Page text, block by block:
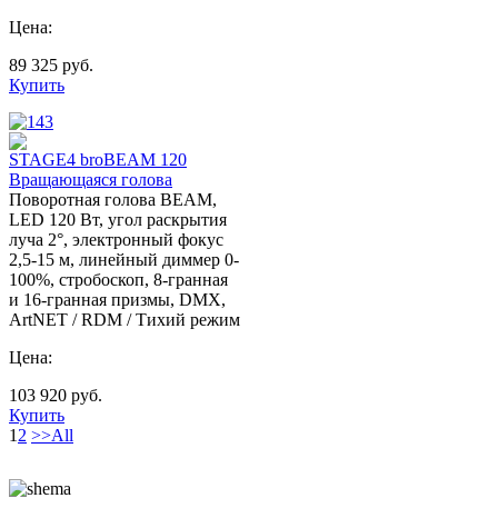
Цена:
89 325 руб.
Купить
STAGE4 broBEAM 120
Вращающаяся голова
Поворотная голова BEAM,
LED 120 Вт, угол раскрытия
луча 2°, электронный фокус
2,5-15 м, линейный диммер 0-
100%, стробоскоп, 8-гранная
и 16-гранная призмы, DMX,
ArtNET / RDM / Тихий режим
Цена:
103 920 руб.
Купить
1 2 >>All